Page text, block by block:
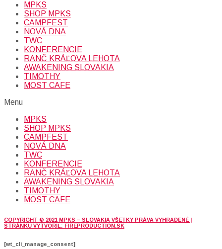
MPKS
SHOP MPKS
CAMPFEST
NOVÁ DNA
TWC
KONFERENCIE
RANČ KRÁĽOVA LEHOTA
AWAKENING SLOVAKIA
TIMOTHY
MOST CAFE
Menu
MPKS
SHOP MPKS
CAMPFEST
NOVÁ DNA
TWC
KONFERENCIE
RANČ KRÁĽOVA LEHOTA
AWAKENING SLOVAKIA
TIMOTHY
MOST CAFE
COPYRIGHT © 2021 MPKS – SLOVAKIA VŠETKY PRÁVA VYHRADENÉ |
STRÁNKU VYTVORIL: FIREPRODUCTION.SK
[wt_cli_manage_consent]